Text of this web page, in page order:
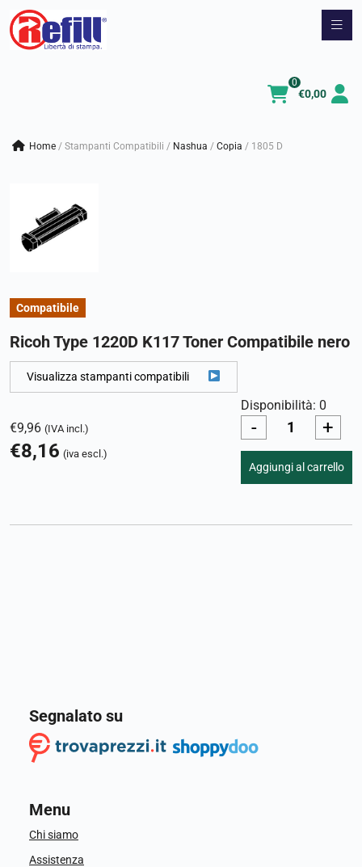
Vai
€0,00
0
Home / Stampanti Compatibili / nashua / copia / 1805 D
Compatibile
Ricoh Type 1220D K117 Toner Compatibile nero
Visualizza stampanti compatibili
€9,96 (IVA incl.)
€8,16 (iva escl.)
Disponibilità: 0
- +
Aggiungi al carrello
Segnalato su
Menu
Chi siamo
Assistenza